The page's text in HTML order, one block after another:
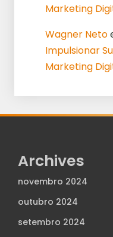
Marketing
Wagner Neto
Impulsionar
Marketing
Archives
novembro 2024
outubro 2024
setembro 2024